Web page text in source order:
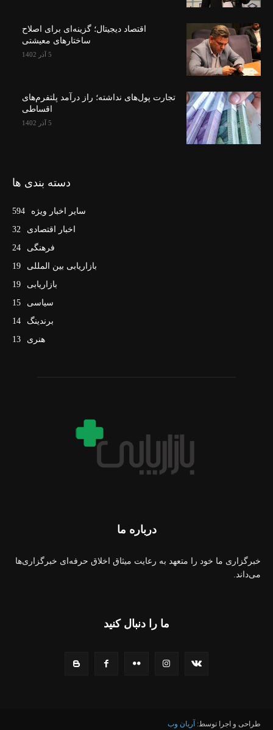
اقتصاد دیجیتال؛ گزینه‌ای برای اصلاح
ساختارهای معیشتی
5 آذر 1402
تجارت پول‌های نداشته؛ راز درآمد پلتفرم‌های
اقساطی
5 آذر 1402
دسته بندی ها
سایر اخبار ویژه
594
اخبار اقتصادی
32
فرهنگی
24
بازاریابی بین المللی
19
بازاریابی
19
سیاسی
15
برندینگ
14
هنری
13
درباره ما
خبرگزاری ما خود را متعهد به رعایت میثاق اخلاق حرفه‌ای خبرگزاری‌ها
می‌داند.
ما را دنبال کنید
طراحی و اجرا توسط: آریان وب